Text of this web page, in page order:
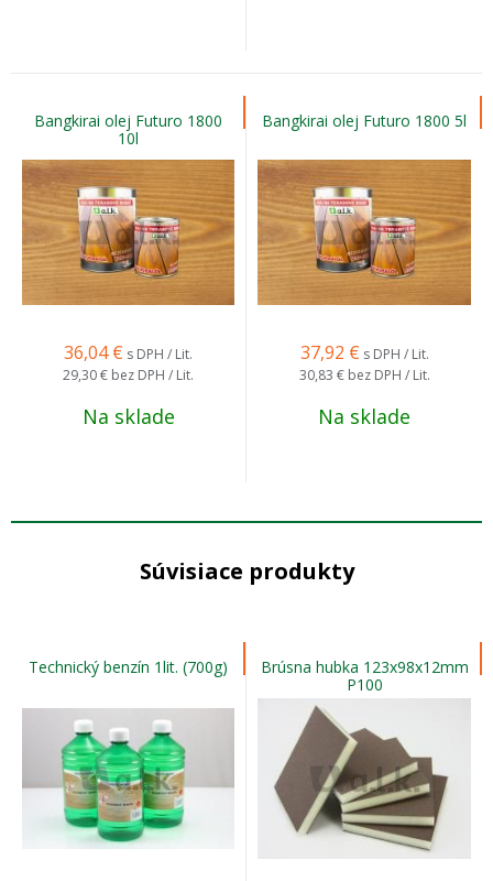
Bangkirai olej Futuro 1800
10l
36,04 € s DPH / Lit.
29,30 € bez DPH / Lit.
Na sklade
Bangkirai olej Futuro 1800 5l
37,92 € s DPH / Lit.
30,83 € bez DPH / Lit.
Na sklade
Súvisiace produkty
Technický benzín 1lit. (700g)
Brúsna hubka 123x98x12mm
P100